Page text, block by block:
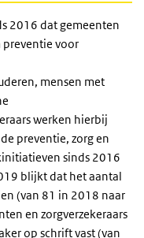
2016 dat gemeenten
preventie voor
mensen met
werken hierbij
preventie, zorg en
sinds 2016
blijkt dat het aantal
(van 81 in 2018 naar
en zorgverzekeraars
op schrift vast (van